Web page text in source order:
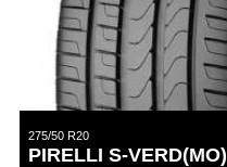
275/50 R20
PIRELLI S-VERD(MO)